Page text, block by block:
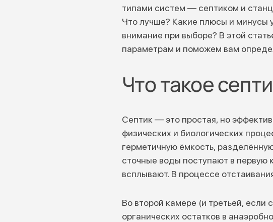
типами систем — септиком и
Что лучше? Какие плюсы и минусы
внимание при выборе? В этой
параметрам и поможем вам
Что такое
Септик — это простая, но
физических и биологических
герметичную ёмкость,
сточные воды поступают в
всплывают. В процессе
Во второй камере (и третьей,
органических остатков в